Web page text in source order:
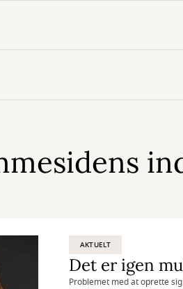
AKTUELT
Problemet med at oprette